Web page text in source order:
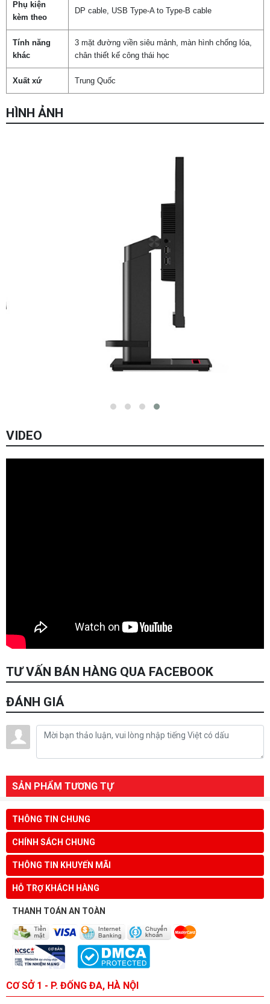
Chọn mua sản phẩm khác
Phụ kiện
kèm theo
DP cable, USB Type-A to Type-B cable
Tính năng
khác
3 mặt đường viền siêu mảnh, màn hình chống lóa,
chân thiết kế công thái học
Xuất xứ Trung Quốc
HÌNH ẢNH
VIDEO
TƯ VẤN BÁN HÀNG QUA FACEBOOK
ĐÁNH GIÁ
SẢN PHẨM TƯƠNG TỰ
THÔNG TIN CHUNG
CHÍNH SÁCH CHUNG
THÔNG TIN KHUYẾN MÃI
HỖ TRỢ KHÁCH HÀNG
THANH TOÁN AN TOÀN
CƠ SỞ 1 - P. ĐỐNG ĐA, HÀ NỘI